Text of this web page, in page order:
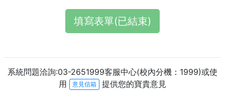
填寫表單(已結束)
系統問題洽詢:03-2651999客服中心(校內分機：1999)或使
用
意見信箱 提供您的寶貴意見